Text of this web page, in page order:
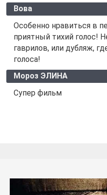
Вова
Особенно нравиться в
приятный тихий голос!
гаврилов, или дубляж,
голоса!
Мороз ЭЛИНА
Супер фильм